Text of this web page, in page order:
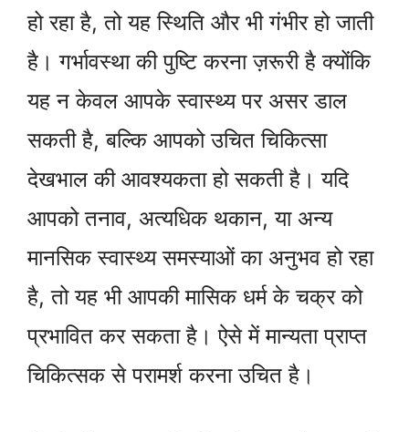
हो रहा है, तो यह स्थिति और भी गंभीर हो जाती
है। गर्भावस्था की पुष्टि करना ज़रूरी है क्योंकि
यह न केवल आपके स्वास्थ्य पर असर डाल
सकती है, बल्कि आपको उचित चिकित्सा
देखभाल की आवश्यकता हो सकती है। यदि
आपको तनाव, अत्यधिक थकान, या अन्य
मानसिक स्वास्थ्य समस्याओं का अनुभव हो रहा
है, तो यह भी आपकी मासिक धर्म के चक्र को
प्रभावित कर सकता है। ऐसे में मान्यता प्राप्त
चिकित्सक से परामर्श करना उचित है।